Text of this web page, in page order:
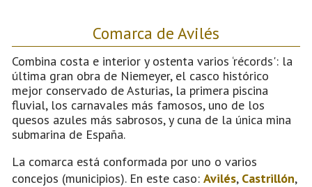
Comarca de Avilés
Combina costa e interior y ostenta varios ‘récords': la
última gran obra de Niemeyer, el casco histórico
mejor conservado de Asturias, la primera piscina
fluvial, los carnavales más famosos, uno de los
quesos azules más sabrosos, y cuna de la única mina
submarina de España.
La comarca está conformada por uno o varios
concejos (municipios). En este caso: Avilés, Castrillón,